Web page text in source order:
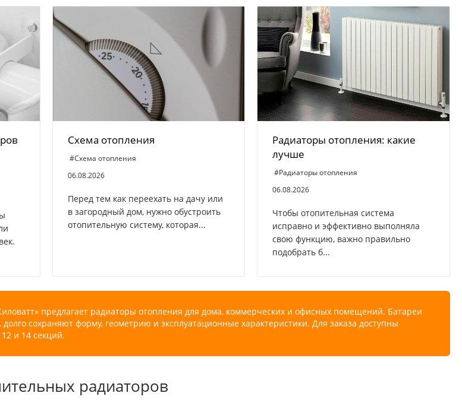
Схема отопления
#Схема отопления
06.08.2026
Перед тем как переехать на дачу или
в загородный дом, нужно обустроить
отопительную систему, которая...
Радиаторы отопления: какие
лучше
#Радиаторы отопления
06.08.2026
Чтобы отопительная система
исправно и эффективно выполняла
свою функцию, важно правильно
подобрать б...
предлагает радиаторы отопления для дома, коммерческих и офисных помещений. Батареи
сохраняют форму, геометрию и эксплуатационные характеристики. Для заказа доступны
и 14 секций.
радиаторов